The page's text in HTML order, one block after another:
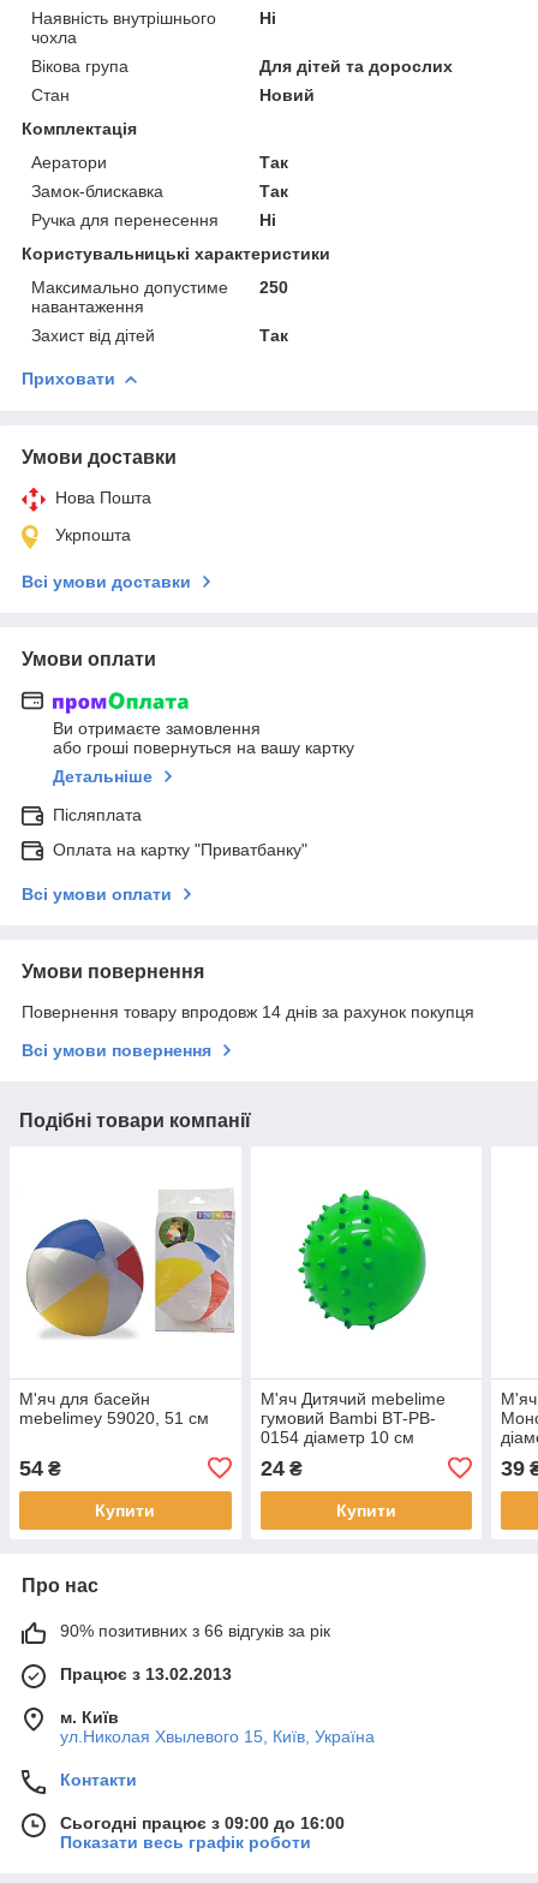
Наявність внутрішнього
чохла
Ні
Вікова група
Для дітей та дорослих
Стан
Новий
Комплектація
Аератори
Так
Замок-блискавка
Так
Ручка для перенесення
Ні
Користувальницькі характеристики
Максимально допустиме
навантаження
250
Захист від дітей Так
Приховати
Умови доставки
Нова Пошта
Укрпошта
Всі умови доставки
Умови оплати
Ви отримаєте замовлення
або гроші повернуться на вашу картку
Детальніше
Післяплата
Оплата на картку "Приватбанку"
Всі умови оплати
Умови повернення
Повернення товару впродовж 14 днів за рахунок покупця
Всі умови повернення
Подібні товари компанії
М'яч для басейн
mebelimeу 59020, 51 см
54 ₴
Купити
М'яч Дитячий mebelime
гумовий Bambi BT-PB-
0154 діаметр 10 см
24₴
Купити
М'яч
39
Про нас
90% позитивних з 66 відгуків за рік
Працює з 13.02.2013
м. Київ
ул.Николая Хвылевого 15, Київ, Україна
Контакти
Сьогодні працює з 09:00 до 16:00
Показати весь графік роботи